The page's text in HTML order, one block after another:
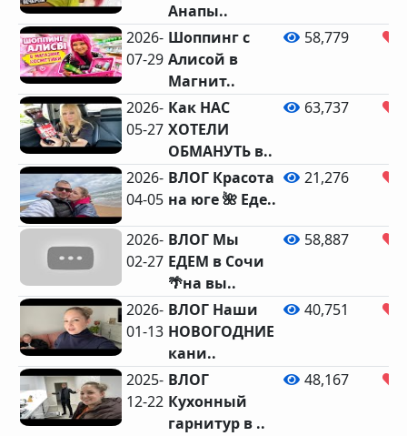
Анапы..
2026-
07-29
Шоппинг с
Алисой в
Магнит..
58,779
2026-
05-27
Как НАС
ХОТЕЛИ
ОБМАНУТЬ в..
63,737
2026-
04-05
ВЛОГ Красота
на юге 🌺 Еде..
21,276
2026-
02-27
ВЛОГ Мы
ЕДЕМ в Сочи
🌴на вы..
58,887
2026-
01-13
ВЛОГ Наши
НОВОГОДНИЕ
кани..
40,751
2025-
12-22
ВЛОГ
Кухонный
гарнитур в ..
48,167